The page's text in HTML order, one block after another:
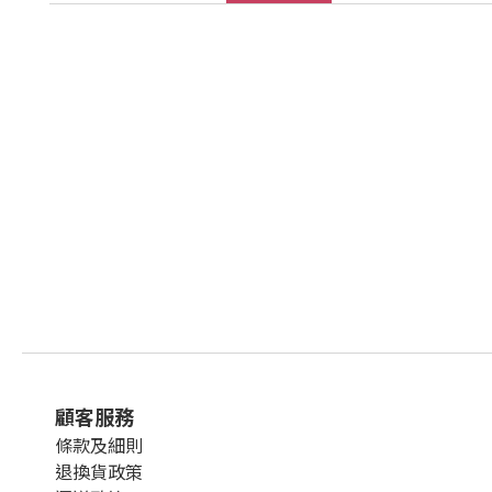
顧客服務
條款及細則
退換貨政策